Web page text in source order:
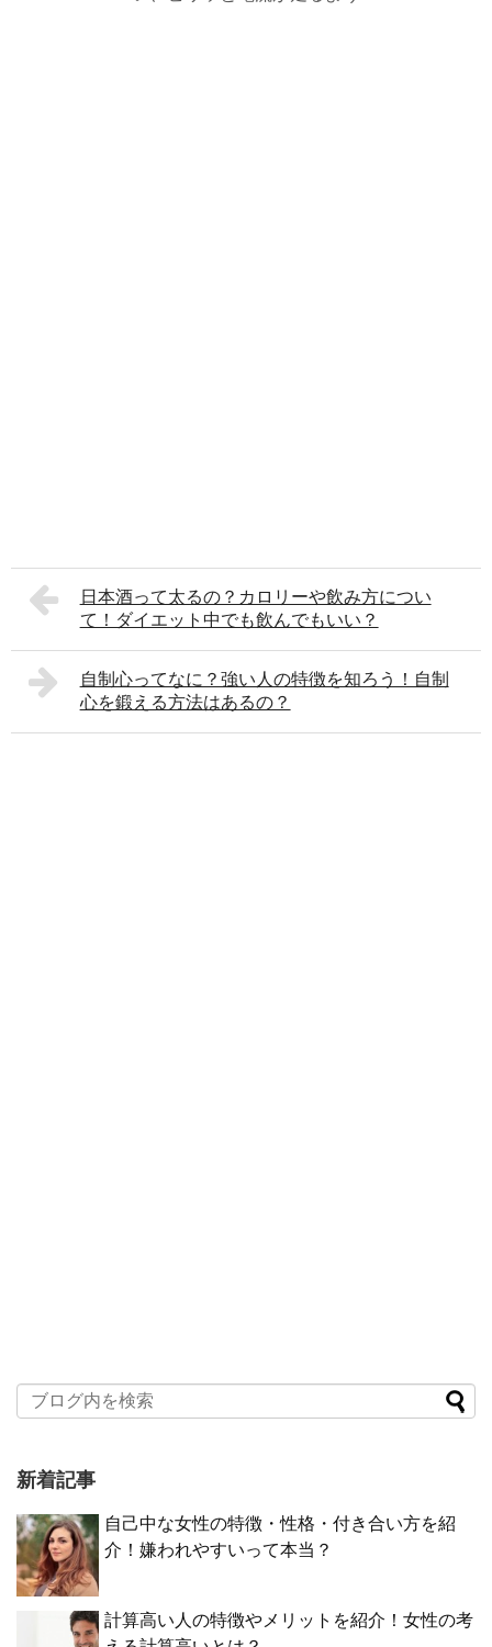
日本酒って太るの？カロリーや飲み方につい
て！ダイエット中でも飲んでもいい？
自制心ってなに？強い人の特徴を知ろう！自制
心を鍛える方法はあるの？
新着記事
自己中な女性の特徴・性格・付き合い方を紹
介！嫌われやすいって本当？
計算高い人の特徴やメリットを紹介！女性の考